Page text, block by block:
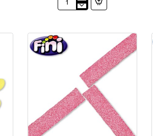
Werther's
Original
1
Kg.
(1Uds)